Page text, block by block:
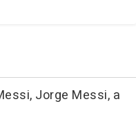
Jorge Messi, a